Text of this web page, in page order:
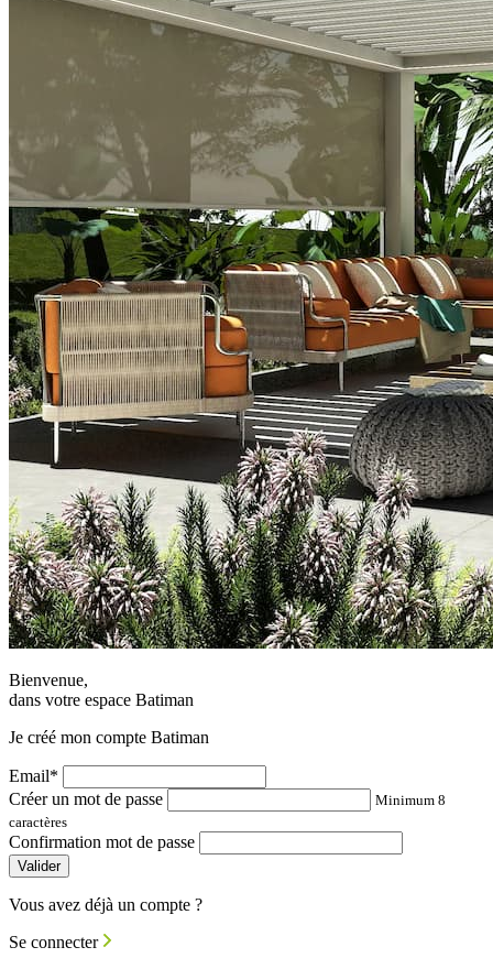
Bienvenue,
dans votre espace Batiman
Je créé mon compte Batiman
Email*
Créer un mot de passe
Minimum 8
caractères
Confirmation mot de passe
Valider
Vous avez déjà un compte ?
Se connecter